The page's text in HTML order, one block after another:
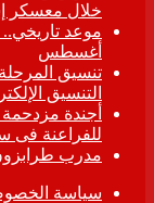
خلال معسكر
أغسطس
تنسيق
التنسيق
أجندة
للفراعنة فى
مدرب
سياسة